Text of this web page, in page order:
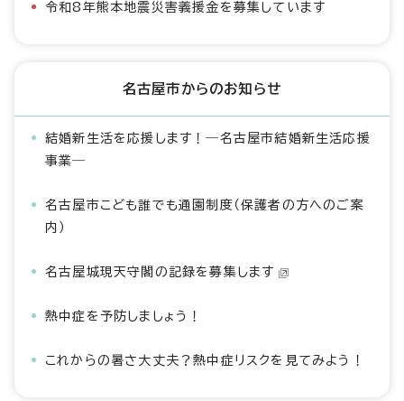
令和8年熊本地震災害義援金を募集しています
名古屋市からのお知らせ
結婚新生活を応援します！―名古屋市結婚新生活応援
事業―
名古屋市こども誰でも通園制度（保護者の方へのご案
内）
名古屋城現天守閣の記録を募集します
熱中症を予防しましょう！
これからの暑さ大丈夫？熱中症リスクを見てみよう！